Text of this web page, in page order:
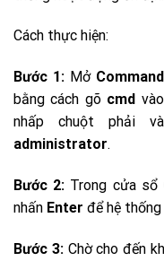
Cách thực hiện:
Bước 1:Mở
bằng cách gõ cmd
nhấp chuột phải
administrator.
Bước 2: Trong cửa sổ
nhấn Enter để hệ
Bước 3:Chờ cho đến